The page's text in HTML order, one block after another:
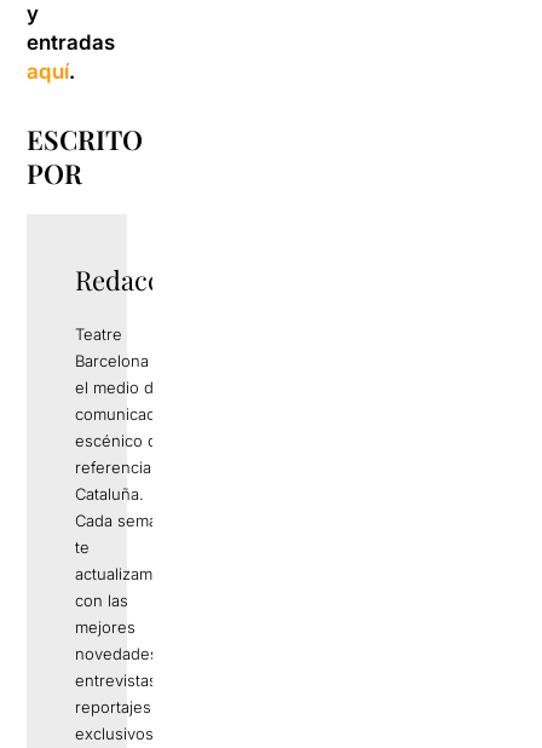
y
entradas
aquí.
ESCRITO
POR
Redacció
Teatre
Barcelona es
el medio de
comunicación
escénico de
referencia en
Cataluña.
Cada semana
te
actualizamos
con las
mejores
novedades,
entrevistas,
reportajes
exclusivos,